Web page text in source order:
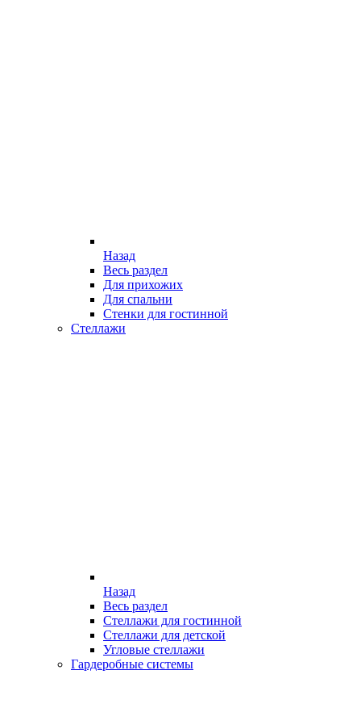
Назад
Весь раздел
Для прихожих
Для спальни
Стенки для гостинной
Стеллажи
Назад
Весь раздел
Стеллажи для гостинной
Стеллажи для детской
Угловые стеллажи
Гардеробные системы